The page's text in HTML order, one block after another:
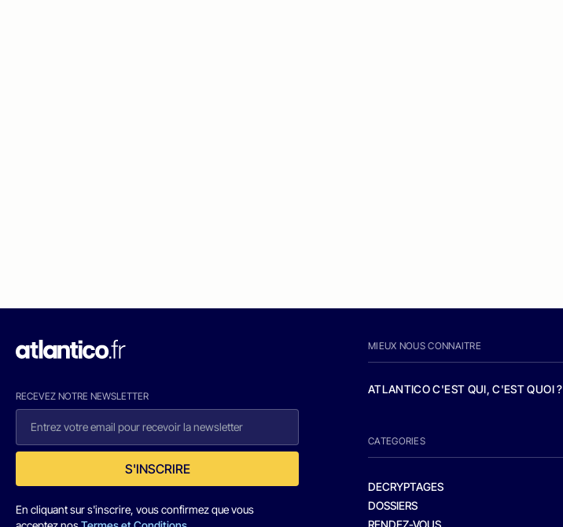
RECEVEZ NOTRE NEWSLETTER
S'INSCRIRE
En cliquant sur s'inscrire, vous confirmez que vous
MIEUX NOUS CONNAITRE
ATLANTICO C'EST QUI, C'EST QUOI ?
CATEGORIES
DECRYPTAGES
DOSSIERS
RENDEZ-VOUS